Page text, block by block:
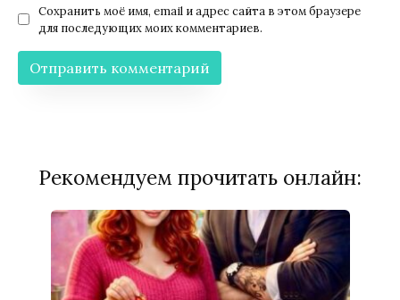
Сохранить моё имя, email и адрес сайта в этом браузере
для последующих моих комментариев.
Рекомендуем прочитать онлайн: